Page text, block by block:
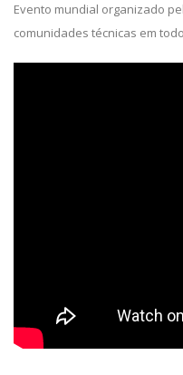
Evento mundial organizado
comunidades técnicas em